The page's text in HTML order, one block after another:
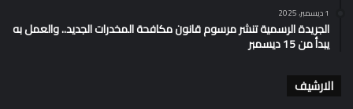
1 ديسمبر، 2025
الجريدة الرسمية تنشر مرسوم قانون مكافحة المخدرات الجديد.. والعمل به
يبدأ من 15 ديسمبر
الارشيف